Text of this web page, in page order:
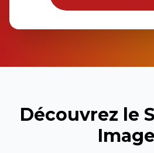
Découvrez le